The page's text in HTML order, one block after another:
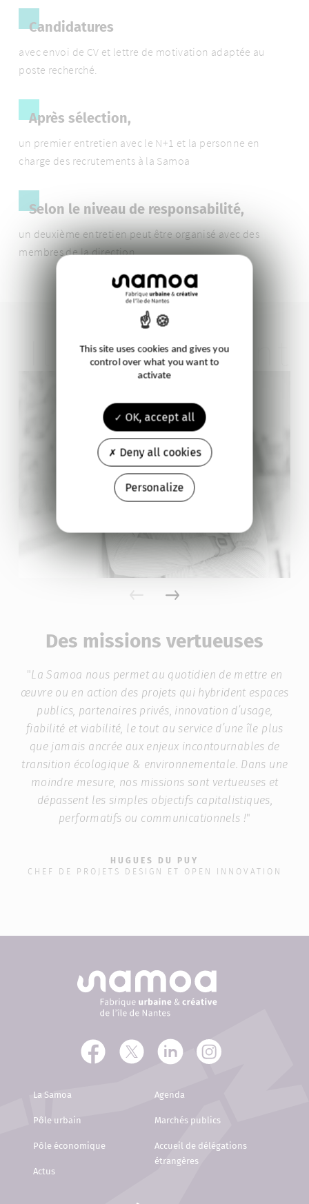
Candidatures
avec envoi de CV et lettre de motivation adaptée au
poste recherché.
Après sélection,
un premier entretien avec le N+1 et la personne en
charge des recrutements à la Samoa
Selon le niveau de responsabilité,
un deuxième entretien peut être organisé avec des
membres de la direction.
Ils témoignent
Des missions vertueuses
"La Samoa nous permet au quotidien de mettre en
œuvre ou en action des projets qui hybrident espaces
publics, partenaires privés, innovation d’usage,
fiabilité et viabilité, le tout au service d’une île plus
que jamais ancrée aux enjeux incontournables de
transition écologique & environnementale. Dans une
moindre mesure, nos missions sont vertueuses et
dépassent les simples objectifs capitalistiques,
performatifs ou communicationnels !"
HUGUES DU PUY
CHEF DE PROJETS DESIGN ET OPEN INNOVATION
La Samoa
Pôle urbain
Pôle économique
Actus
Agenda
Marchés publics
Accueil de délégations
étrangères
This site uses cookies and gives you
control over what you want to
activate
OK, accept all
Deny all cookies
Personalize